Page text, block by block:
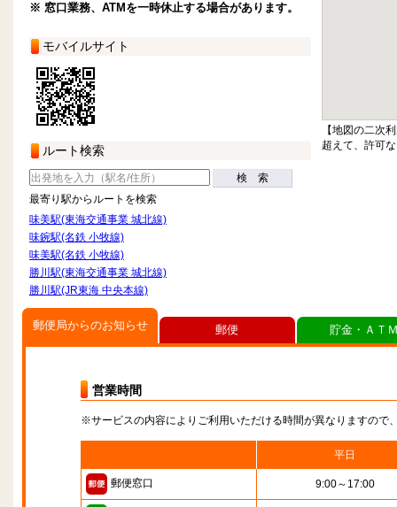
※ 窓口業務、ATMを一時休止する場合があります。
モバイルサイト
ルート検索
検 索
最寄り駅からルートを検索
味美駅(東海交通事業 城北線)
味鋺駅(名鉄 小牧線)
味美駅(名鉄 小牧線)
勝川駅(東海交通事業 城北線)
勝川駅(JR東海 中央本線)
【地図の二次
超えて、許可
郵便局からのお知らせ
営業時間
※サービスの内容によりご利用いただける時間が異なりますので
平日
郵便窓口 9:00～17:00
郵便 貯金・ＡＴ